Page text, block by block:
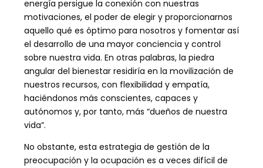
energía persigue la conexión con nuestras
motivaciones, el poder de elegir y proporcionarnos
aquello qué es óptimo para nosotros y fomentar así
el desarrollo de una mayor conciencia y control
sobre nuestra vida. En otras palabras, la piedra
angular del bienestar residiría en la movilización de
nuestros recursos, con flexibilidad y empatía,
haciéndonos más conscientes, capaces y
autónomos y, por tanto, más “dueños de nuestra
vida”.
No obstante, esta estrategia de gestión de la
preocupación y la ocupación es a veces difícil de